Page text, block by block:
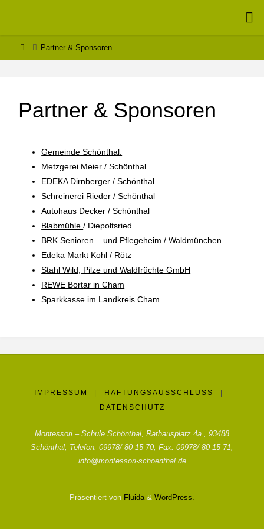
– SCHULE
SCHÖNTHAL
Partner & Sponsoren
Partner & Sponsoren
Gemeinde Schönthal.
Metzgerei Meier / Schönthal
EDEKA Dirnberger / Schönthal
Schreinerei Rieder / Schönthal
Autohaus Decker / Schönthal
Blabmühle/ Diepoltsried
BRK Senioren – und Pflegeheim / Waldmünchen
Edeka Markt Kohl / Rötz
Stahl Wild, Pilze und Waldfrüchte GmbH
REWE Bortar in Cham
Sparkkasse im Landkreis Cham
IMPRESSUM HAFTUNGSAUSSCHLUSS
DATENSCHUTZ
Montessori – Schule Schönthal, Rathausplatz 4a , 93488
Schönthal, Telefon: 09978/ 80 15 70, Fax: 09978/ 80 15 71,
info@montessori-schoenthal.de
Präsentiert von Fluida& WordPress.